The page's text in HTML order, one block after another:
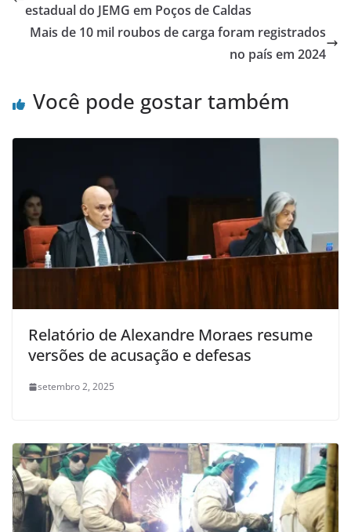
estadual do JEMG em Poços de Caldas
Mais de 10 mil roubos de carga foram registrados
no país em 2024
Você pode gostar também
Relatório de Alexandre Moraes resume
versões de acusação e defesas
setembro 2, 2025